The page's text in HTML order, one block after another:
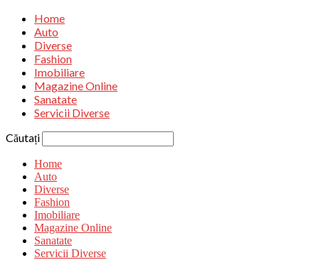
Home
Auto
Diverse
Fashion
Imobiliare
Magazine Online
Sanatate
Servicii Diverse
Căutați
Home
Auto
Diverse
Fashion
Imobiliare
Magazine Online
Sanatate
Servicii Diverse